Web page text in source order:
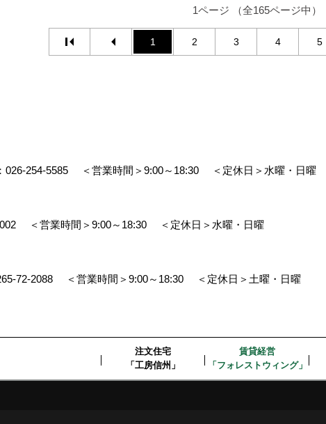
1ページ （全165ページ中）
1 2 3 4 5
026-254-5585 ＜営業時間＞9:00～18:30 ＜定休日＞水曜・日曜
＜営業時間＞9:00～18:30 ＜定休日＞水曜・日曜
72-2088 ＜営業時間＞9:00～18:30 ＜定休日＞土曜・日曜
注文住宅
「工房信州」
賃貸経営
「フォレストウィング」